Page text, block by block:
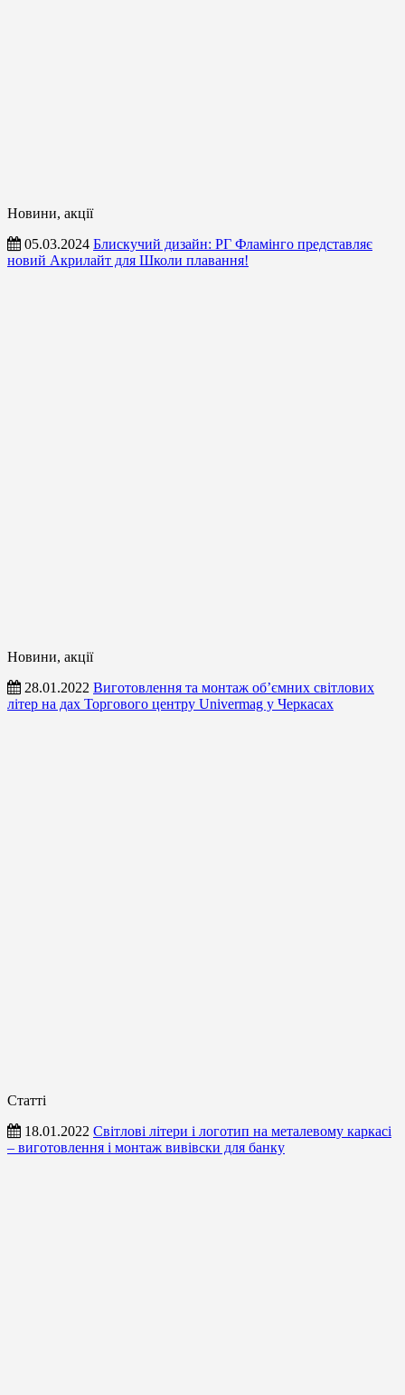
Новини, акції
05.03.2024 Блискучий дизайн: РГ Фламінго представляє
новий Акрилайт для Школи плавання!
Новини, акції
28.01.2022 Виготовлення та монтаж об’ємних світлових
літер на дах Торгового центру Univermag у Черкасах
Статті
18.01.2022 Світлові літери і логотип на металевому каркасі
– виготовлення і монтаж вивівски для банку